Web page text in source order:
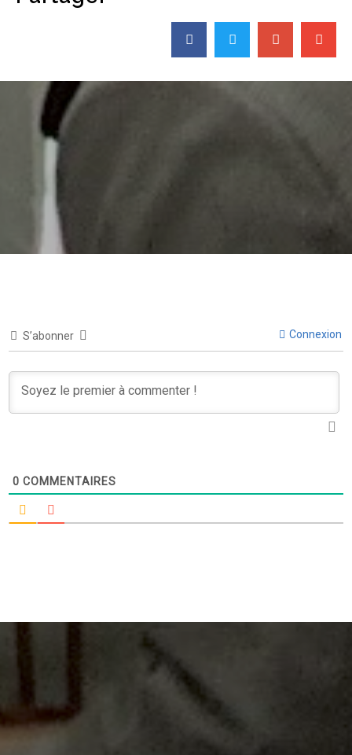
S’abonner Connexion
0 COMMENTAIRES